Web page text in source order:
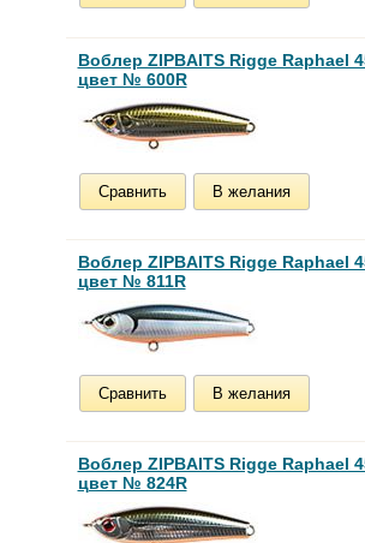
Воблер ZIPBAITS Rigge Raphael
цвет № 600R
Сравнить В желания
Воблер ZIPBAITS Rigge Raphael
цвет № 811R
Сравнить В желания
Воблер ZIPBAITS Rigge Raphael
цвет № 824R